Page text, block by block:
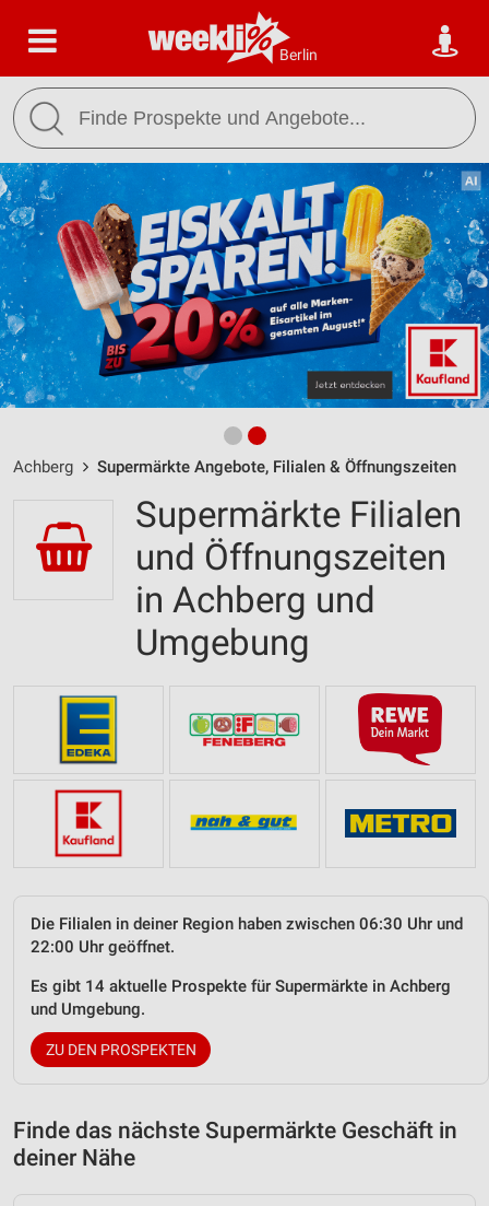
Berlin
Achberg Supermärkte Angebote, Filialen & Öffnungszeiten
Supermärkte Filialen
und Öffnungszeiten
in Achberg und
Umgebung
Die Filialen in deiner Region haben zwischen 06:30 Uhr und
22:00 Uhr geöffnet.
Es gibt 14 aktuelle Prospekte für Supermärkte in Achberg
und Umgebung.
ZU DEN PROSPEKTEN
Finde das nächste Supermärkte Geschäft in
deiner Nähe